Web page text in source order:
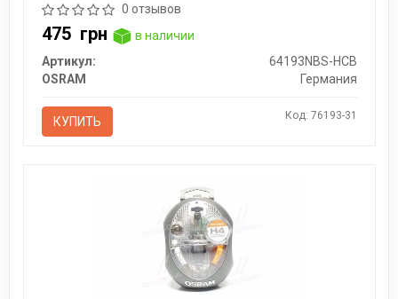
0 отзывов
475 грн
в наличии
Артикул:
64193NBS-HCB
OSRAM
Германия
КУПИТЬ Код: 76193-31